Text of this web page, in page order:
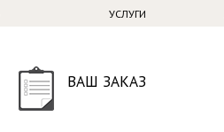
УСЛУГИ
ВАШ ЗАКАЗ